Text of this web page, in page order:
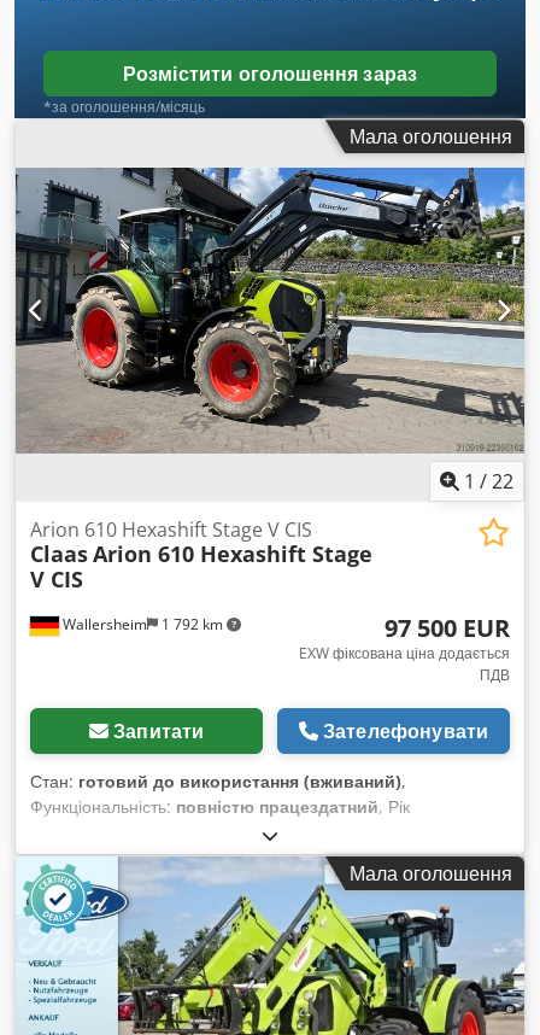
Розмістити оголошення зараз
*за оголошення/місяць
Мала оголошення
1 /22
Wallersheim 1 792 km
Arion 610 Hexashift Stage V CIS
ClaasArion 610 Hexashift Stage
V CIS
97 500 EUR
EXW фіксована ціна додається
ПДВ
Запитати Зателефонувати
Стан: готовий до використання (вживаний),
Функціональність: повністю працездатний, Рік
, мотогодини:
дизель, максимальна швидкість:40 км/год, колір:
зелений, Продається: сільськогосподарський трактор Claas
Arion 610 Hexashift Stage V (CIS), тип A96 100 Рік
виготовлення: 2022 Напрацювання: 939 годин Трактор у
відмінному стані, майже як новий, з дуже незначним
напрацюванням, повністю справний і готовий до роботи без
додаткових інвестицій. Він оснащений 6-циліндровим
Мала оголошення